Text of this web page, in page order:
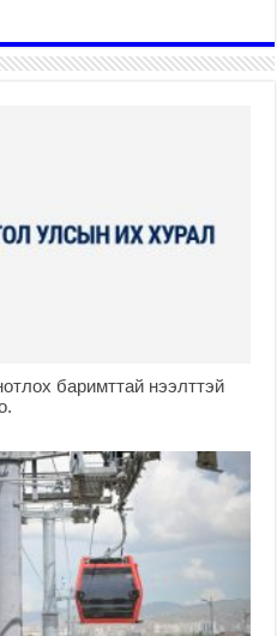
баримттай нээлттэй